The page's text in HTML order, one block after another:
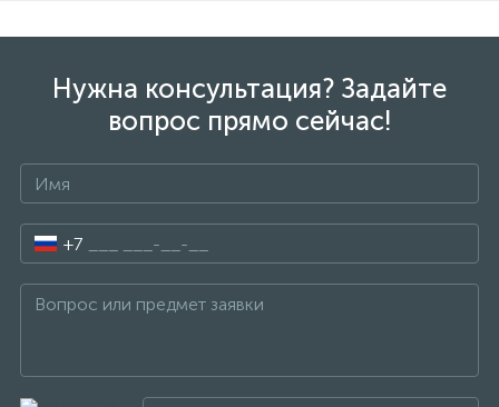
Нужна консультация? Задайте
вопрос прямо сейчас!
+7